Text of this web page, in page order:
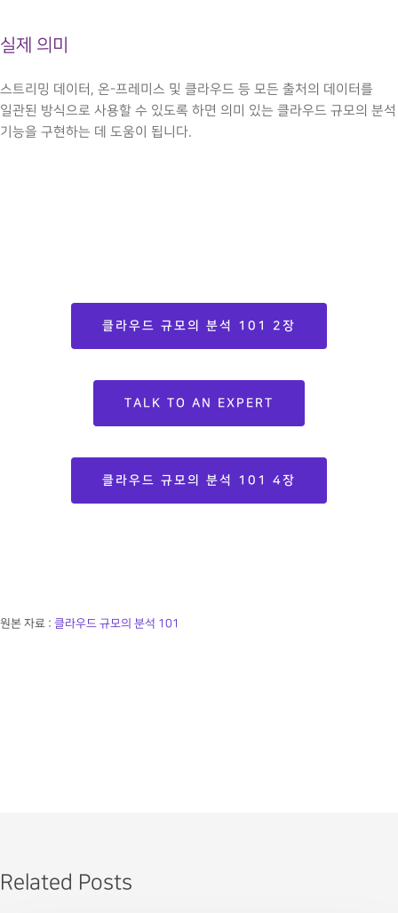
실제 의미
스트리밍 데이터, 온-프레미스 및 클라우드 등 모든 출처의 데이터를
일관된 방식으로 사용할 수 있도록 하면 의미 있는 클라우드 규모의 분석
기능을 구현하는 데 도움이 됩니다.
클라우드 규모의 분석 101 2장
TALK TO AN EXPERT
클라우드 규모의 분석 101 4장
원본 자료 :클라우드 규모의 분석 101
Related Posts